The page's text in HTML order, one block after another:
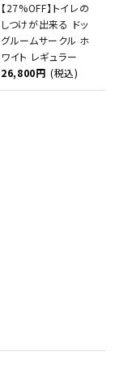
【27%OFF】トイレの
しつけが出来る ドッ
グルームサークル ホ
ワイト レギュラー
26,800円 (税込)